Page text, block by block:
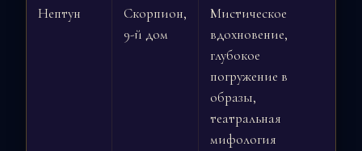
Нептун
Скорпион,
9-й дом
Мистическое
вдохновение,
глубокое
погружение в
образы,
театральная
мифология